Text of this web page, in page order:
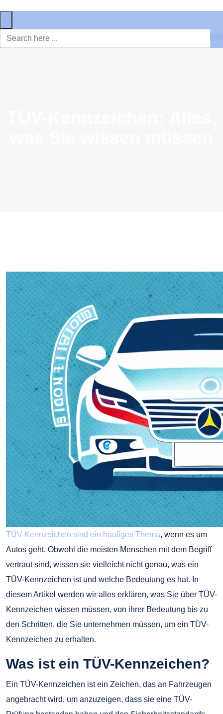
TÜV-Kennzeichen sind ein häufiges Thema, wenn es um
Autos geht. Obwohl die meisten Menschen mit dem Begriff
vertraut sind, wissen sie vielleicht nicht genau, was ein
TÜV-Kennzeichen ist und welche Bedeutung es hat. In
diesem Artikel werden wir alles erklären, was Sie über TÜV-
Kennzeichen wissen müssen, von ihrer Bedeutung bis zu
den Schritten, die Sie unternehmen müssen, um ein TÜV-
Kennzeichen zu erhalten.
Was ist ein TÜV-Kennzeichen?
Ein TÜV-Kennzeichen ist ein Zeichen, das an Fahrzeugen
angebracht wird, um anzuzeigen, dass sie eine TÜV-